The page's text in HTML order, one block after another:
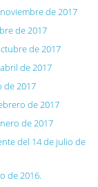
de 2017
de 2017
de 2017
de 2017
de 2017
de 2017
de 2017
del 14 de julio de
de 2016.